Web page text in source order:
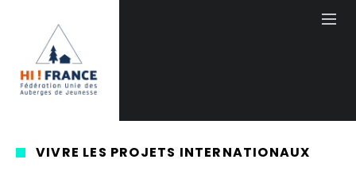
VIVRE LES PROJETS INTERNATIONAUX